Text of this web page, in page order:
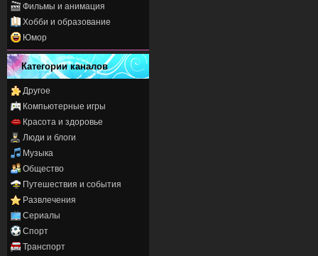
Фильмы и анимация
Хобби и образование
Юмор
Категории каналов
Другое
Компьютерные игры
Красота и здоровье
Люди и блоги
Музыка
Общество
Путешествия и события
Развлечения
Сериалы
Спорт
Транспорт